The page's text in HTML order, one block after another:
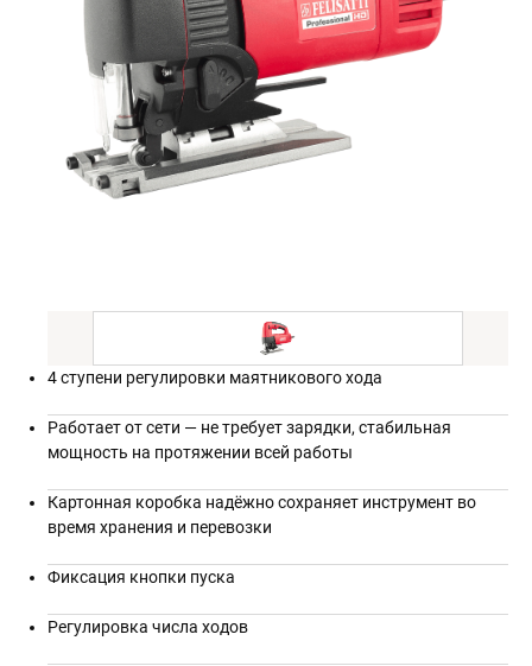
4 ступени регулировки маятникового хода
Работает от сети — не требует зарядки, стабильная
мощность на протяжении всей работы
Картонная коробка надёжно сохраняет инструмент во
время хранения и перевозки
Фиксация кнопки пуска
Регулировка числа ходов